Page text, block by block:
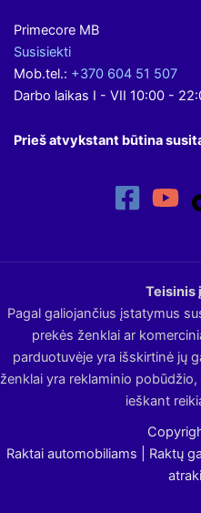
Primecore MB
Susisiekti
Mob.tel.: +370 604 51 507
Darbo laikas I - VII 10:00 -
Prieš atvykstant būtina
Teisinis
Pagal galiojančius įstatymus
prekės ženklai ar
parduotuvėje yra išskirtinė jų
ženklai yra reklaminio
ieškant
Raktai automobiliams | Raktų